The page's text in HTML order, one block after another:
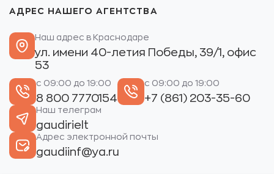
АДРЕС НАШЕГО АГЕНТСТВА
Наш адрес в Краснодаре
ул. имени 40-летия Победы, 39/1, офис
53
с 09:00 до 19:00
8 800 7770154
с 09:00 до 19:00
+7 (861) 203-35-60
Наш телеграм
gaudirielt
Адрес электронной почты
gaudiinf@ya.ru